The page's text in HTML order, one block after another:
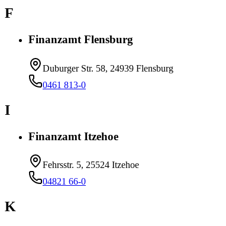
F
Finanzamt Flensburg
Duburger Str. 58, 24939 Flensburg
0461 813-0
I
Finanzamt Itzehoe
Fehrsstr. 5, 25524 Itzehoe
04821 66-0
K